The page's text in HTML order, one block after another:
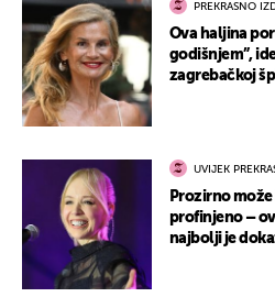
PREKRASNO
Ova haljina
godišnjem”,
zagrebačkoj
UVIJEK
Prozirno
profinjeno –
najbolji je